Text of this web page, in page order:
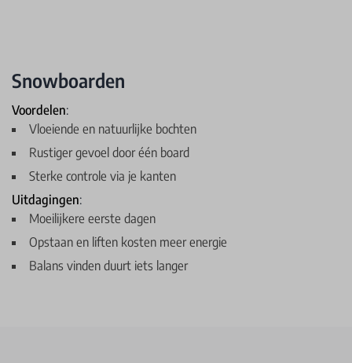
Snowboarden
Voordelen:
Vloeiende en natuurlijke bochten
Rustiger gevoel door één board
Sterke controle via je kanten
Uitdagingen:
Moeilijkere eerste dagen
Opstaan en liften kosten meer energie
Balans vinden duurt iets langer